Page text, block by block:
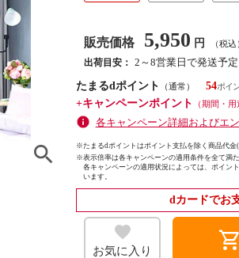
販売価格 5,950 円 （税込
出荷目安： 2～8営業日で発送予
たまるdポイント
（通常）
54
+キャンペーンポイント
（期間・用
各キャンペーン詳細およびエ
※たまるdポイントはポイント支払を除く商品代金(
※表示倍率は各キャンペーンの適用条件を全て満
各キャンペーンの適用状況によっては、ポイン
います。
dカードでお
お気に入り shopping_cart